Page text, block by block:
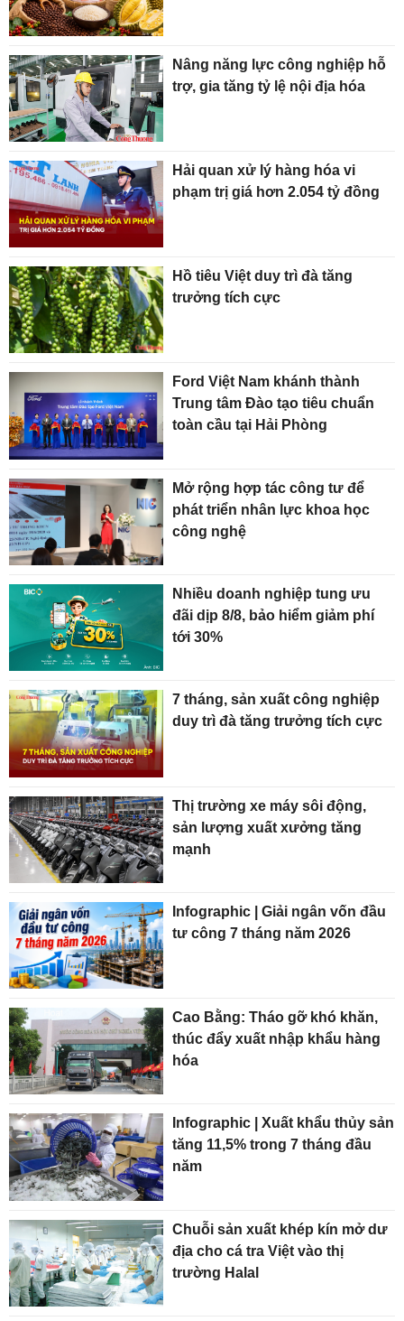
Nâng năng lực công nghiệp hỗ
trợ, gia tăng tỷ lệ nội địa hóa
Hải quan xử lý hàng hóa vi
phạm trị giá hơn 2.054 tỷ đồng
Hồ tiêu Việt duy trì đà tăng
trưởng tích cực
Ford Việt Nam khánh thành
Trung tâm Đào tạo tiêu chuẩn
toàn cầu tại Hải Phòng
Mở rộng hợp tác công tư để
phát triển nhân lực khoa học
công nghệ
Nhiều doanh nghiệp tung ưu
đãi dịp 8/8, bảo hiểm giảm phí
tới 30%
7 tháng, sản xuất công nghiệp
duy trì đà tăng trưởng tích cực
Thị trường xe máy sôi động,
sản lượng xuất xưởng tăng
mạnh
Infographic | Giải ngân vốn đầu
tư công 7 tháng năm 2026
Cao Bằng: Tháo gỡ khó khăn,
thúc đẩy xuất nhập khẩu hàng
hóa
Infographic | Xuất khẩu thủy sản
tăng 11,5% trong 7 tháng đầu
năm
Chuỗi sản xuất khép kín mở dư
địa cho cá tra Việt vào thị
trường Halal